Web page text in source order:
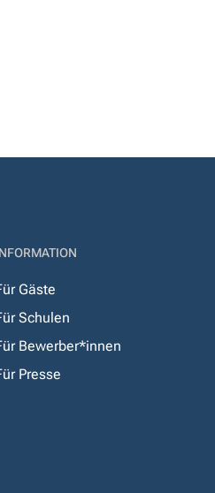
Gäste
Schulen
Bewerber*innen
Presse